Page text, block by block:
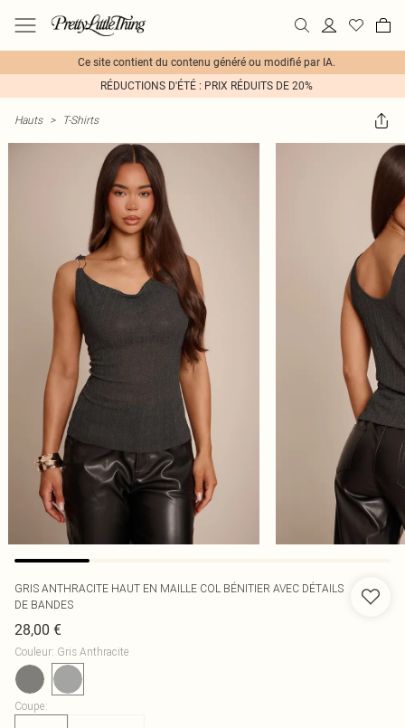
Ce site contient du contenu généré ou modifié par IA.
RÉDUCTIONS D'ÉTÉ : PRIX RÉDUITS DE 20%
Hauts > T-Shirts
GRIS ANTHRACITE HAUT EN MAILLE COL BÉNITIER AVEC DÉTAILS
DE BANDES
28,00 €
Couleur: Gris Anthracite
Coupe: